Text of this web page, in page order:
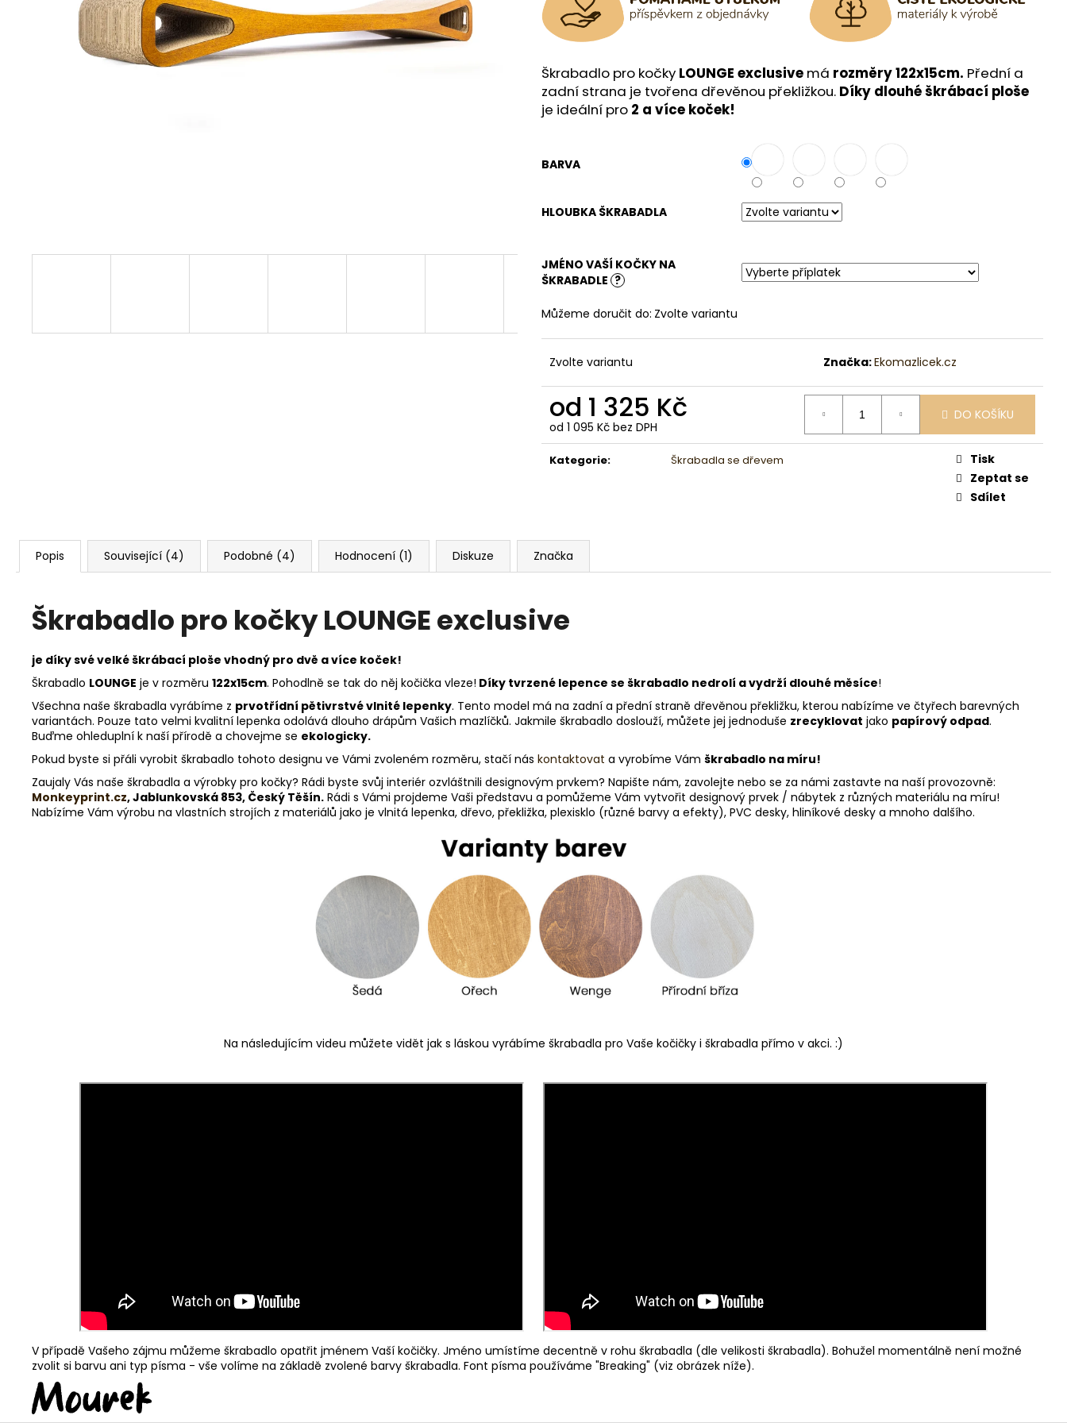
Škrabadlo pro kočky LOUNGE exclusive má rozměry 122x15cm. Přední a
zadní strana je tvořena dřevěnou překližkou. Díky dlouhé škrábací ploše
je ideální pro 2 a více koček!
BARVA
HLOUBKA ŠKRABADLA
JMÉNO VAŠÍ KOČKY NA
ŠKRABADLE ?
Můžeme doručit do: Zvolte variantu
Zvolte variantu Značka:Ekomazlicek.cz
od 1 325 Kč
od 1 095 Kč bez DPH
Měrná
cena:
DO KOŠÍKU
Kategorie: Škrabadla se dřevem
Tisk
Zeptat se
Sdílet
Popis Související (4) Podobné (4) Hodnocení (1) Diskuze Značka
Škrabadlo pro kočky LOUNGE exclusive
je díky své velké škrábací ploše vhodný pro dvě a více koček!
Škrabadlo LOUNGE je v rozměru 122x15cm. Pohodlně se tak do něj kočička vleze! Díky tvrzené lepence se škrabadlo nedrolí a vydrží dlouhé měsíce!
Všechna naše škrabadla vyrábíme z prvotřídní pětivrstvé vlnité lepenky. Tento model má na zadní a přední straně dřevěnou překližku, kterou nabízíme ve čtyřech barevných
variantách. Pouze tato velmi kvalitní lepenka odolává dlouho drápům Vašich mazlíčků. Jakmile škrabadlo doslouží, můžete jej jednoduše zrecyklovat jako papírový odpad.
Buďme ohleduplní k naší přírodě a chovejme se ekologicky.
Pokud byste si přáli vyrobit škrabadlo tohoto designu ve Vámi zvoleném rozměru, stačí nás kontaktovat a vyrobíme Vám škrabadlo na míru!
Zaujaly Vás naše škrabadla a výrobky pro kočky? Rádi byste svůj interiér ozvláštnili designovým prvkem? Napište nám, zavolejte nebo se za námi zastavte na naší provozovně:
Monkeyprint.cz, Jablunkovská 853, Český Těšín. Rádi s Vámi projdeme Vaši představu a pomůžeme Vám vytvořit designový prvek / nábytek z různých materiálu na míru!
Nabízíme Vám výrobu na vlastních strojích z materiálů jako je vlnitá lepenka, dřevo, překližka, plexisklo (různé barvy a efekty), PVC desky, hliníkové desky a mnoho dalšího.
Na následujícím videu můžete vidět jak s láskou vyrábíme škrabadla pro Vaše kočičky i škrabadla přímo v akci. :)
V případě Vašeho zájmu můžeme škrabadlo opatřit jménem Vaší kočičky. Jméno umístíme decentně v rohu škrabadla (dle velikosti škrabadla). Bohužel momentálně není možné
zvolit si barvu ani typ písma - vše volíme na základě zvolené barvy škrabadla. Font písma používáme "Breaking" (viz obrázek níže).